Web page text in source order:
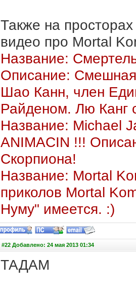
Также на
видео про Mortal
Название:
Описание: Смешная
Шао Канн, член
Райденом. Лю Канг
Название: Michael
ANIMACIN !!!
Скорпиона!
Название: Mortal
приколов Mortal
Нуму" имеется. :)
#22 Добавлено: 24 мая 2013 01:34
ТАДАМ